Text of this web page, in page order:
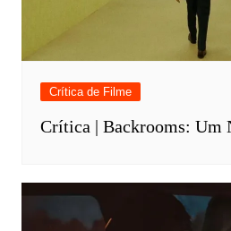
Crítica de Filme
Crítica | Backrooms: Um